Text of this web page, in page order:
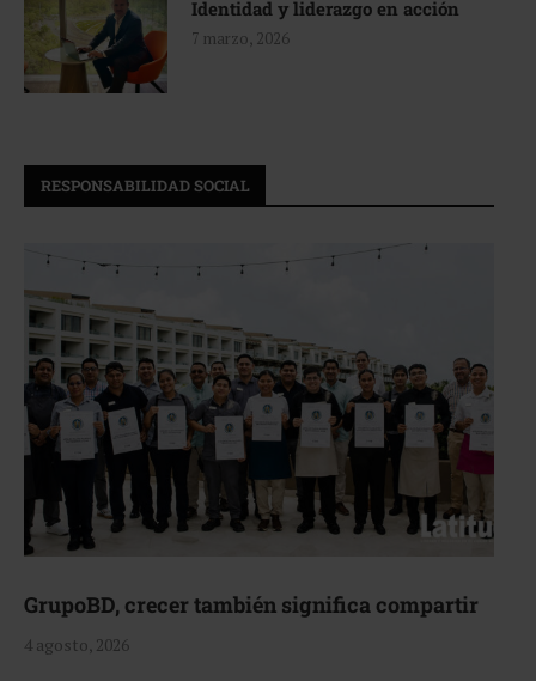
Identidad y liderazgo en acción
7 marzo, 2026
RESPONSABILIDAD SOCIAL
GrupoBD, crecer también significa compartir
4 agosto, 2026